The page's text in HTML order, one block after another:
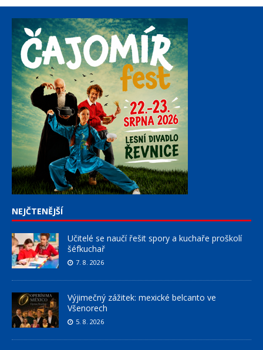
NEJČTENĚJŠÍ
Učitelé se naučí řešit spory a kuchaře proškolí
šéfkuchař
7. 8. 2026
Výjimečný zážitek: mexické belcanto ve
Všenorech
5. 8. 2026